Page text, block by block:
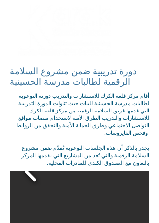
دورة تدريبية ضمن مشروع السلامة
الرقمية لطالبات مدرسة الحسينية
أقام مركز قلعة الكرك للاستشارات والتدريب دورته التوعوية
لطالبات مدرسة الحسينية للبنات حيث تناولت الدورة التدريبية
التي قدمها فريق السلامة الرقمية من مركز قلعة الكرك
للاستشارات والتدريب الطرق الآمنه لاستخدام منصات مواقع
التواصل الاجتماعي وطرق الحماية الآمنة والتحقق من الروابط
وفحص الفايروسات.
يجدر بالذكر أن هذه الجلسات التوعوية تُقدّم ضمن مشروع
السلامة الرقمية والتي تُعد من المشاريع التي يقدمها المركز
بالتعاون مع الصندوق الكندي للمبادرات المحلية.